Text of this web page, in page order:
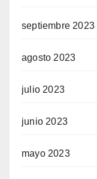
septiembre 2023
agosto 2023
julio 2023
junio 2023
mayo 2023